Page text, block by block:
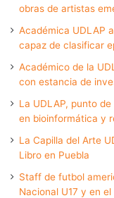
obras de artistas
Académica UDLAP
capaz de clasificar
Académico de la
con estancia de
La UDLAP, punto
en bioinformática y
La Capilla del Arte
Libro en Puebla
Staff de futbol
Nacional U17 y en el